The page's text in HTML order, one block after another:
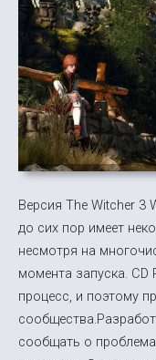
Версия The Witcher 3
до сих пор имеет
несмотря на
момента запуска. CD
процесс, и поэтому
сообщать о